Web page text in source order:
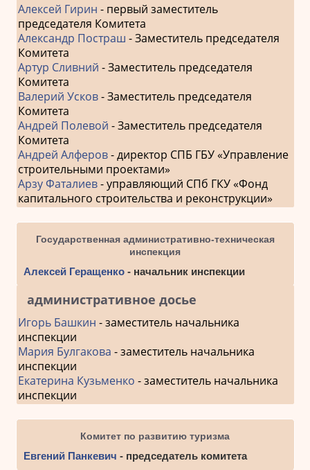
Алексей Гирин - первый заместитель
председателя Комитета
Александр Постраш - Заместитель председателя
Комитета
Артур Сливний - Заместитель председателя
Комитета
Валерий Усков- Заместитель председателя
Комитета
Андрей Полевой - Заместитель председателя
Комитета
Андрей Алферов- директор СПБ ГБУ «Управление
строительными проектами»
Арзу Фаталиев- управляющий СПб ГКУ «Фонд
капитального строительства и реконструкции»
Государственная административно-техническая
инспекция
Алексей Геращенко- начальник инспекции
административное досье
Игорь Башкин - заместитель начальника
инспекции
Мария Булгакова - заместитель начальника
инспекции
Екатерина Кузьменко - заместитель начальника
инспекции
Комитет по развитию туризма
Евгений Панкевич - председатель комитета